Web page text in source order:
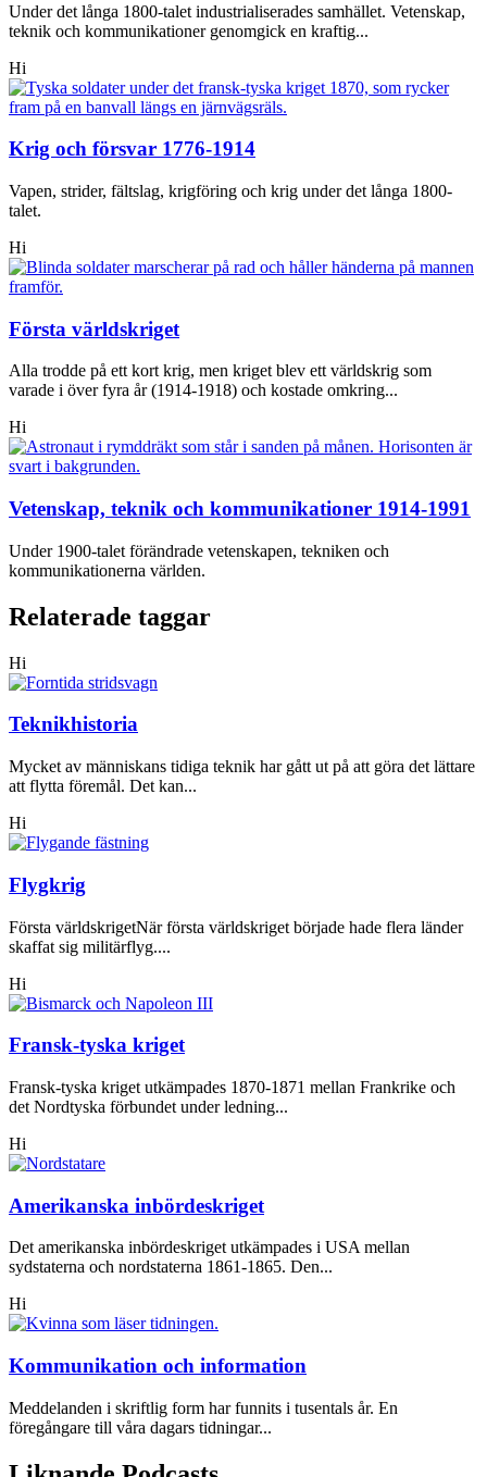
Under det långa 1800-talet industrialiserades samhället. Vetenskap,
teknik och kommunikationer genomgick en kraftig...
Hi
Krig och försvar 1776-1914
Vapen, strider, fältslag, krigföring och krig under det långa 1800-
talet.
Hi
Första världskriget
Alla trodde på ett kort krig, men kriget blev ett världskrig som
varade i över fyra år (1914-1918) och kostade omkring...
Hi
Vetenskap, teknik och kommunikationer 1914-1991
Under 1900-talet förändrade vetenskapen, tekniken och
kommunikationerna världen.
Relaterade taggar
Hi
Teknikhistoria
Mycket av människans tidiga teknik har gått ut på att göra det lättare
att flytta föremål. Det kan...
Hi
Flygkrig
Första världskrigetNär första världskriget började hade flera länder
skaffat sig militärflyg....
Hi
Fransk-tyska kriget
Fransk-tyska kriget utkämpades 1870-1871 mellan Frankrike och
det Nordtyska förbundet under ledning...
Hi
Amerikanska inbördeskriget
Det amerikanska inbördeskriget utkämpades i USA mellan
sydstaterna och nordstaterna 1861-1865. Den...
Hi
Kommunikation och information
Meddelanden i skriftlig form har funnits i tusentals år. En
föregångare till våra dagars tidningar...